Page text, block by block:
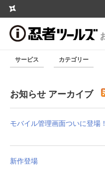
サービス カテゴリー
お知らせ アーカイブ
モバイル管理画面ついに登場！
新作登場